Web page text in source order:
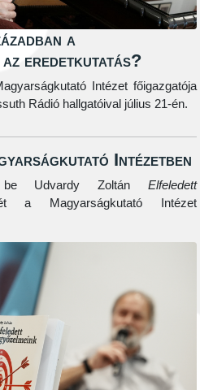
a
eredetkutatás?
Intézet főigazgatója
Rádió hallgatóival július 21-én.
Intézetben
be Udvardy Zoltán Elfeledett
a Magyarságkutató Intézet